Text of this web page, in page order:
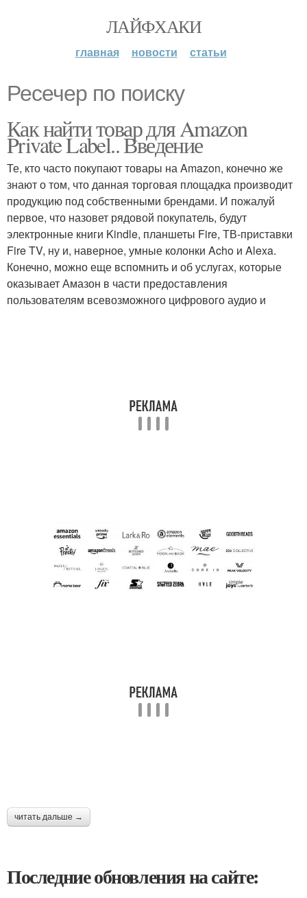
ЛАЙФХАКИ
главная новости статьи
Ресечер по поиску
Как найти товар для Amazon
Private Label.. Введение
Те, кто часто покупают товары на Amazon, конечно же
знают о том, что данная торговая площадка производит
продукцию под собственными брендами. И пожалуй
первое, что назовет рядовой покупатель, будут
электронные книги Kindle, планшеты Fire, ТВ-приставки
Fire TV, ну и, наверное, умные колонки Acho и Alexa.
Конечно, можно еще вспомнить и об услугах, которые
оказывает Амазон в части предоставления
пользователям всевозможного цифрового аудио и
читать дальше →
Последние обновления на сайте: